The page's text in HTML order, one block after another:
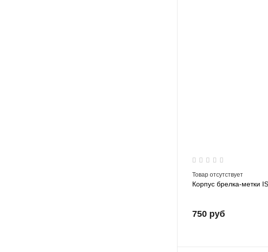
Товар отсутствует
Корпус брелка-метки
750 руб